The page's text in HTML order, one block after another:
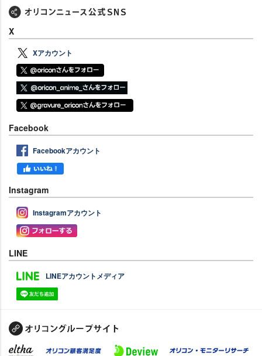
X
Xアカウント
Facebook
Facebookアカウント
Instagram
Instagramアカウント
LINE
LINEアカウントメディア